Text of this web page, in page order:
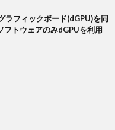
ラフィックボード(dGPU)を同
フトウェアのみdGPUを利用